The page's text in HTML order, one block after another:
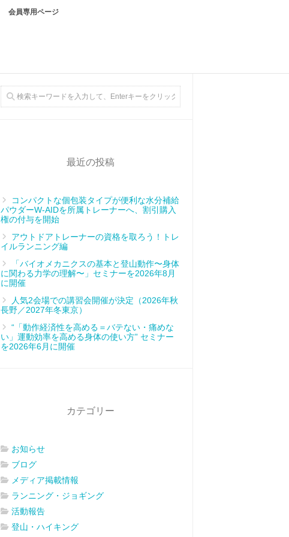
会員専用ページ
最近の投稿
コンパクトな個包装タイプが便利な水分補給
パウダーW-AIDを所属トレーナーへ、割引購入
権の付与を開始
アウトドアトレーナーの資格を取ろう！トレ
イルランニング編
「バイオメカニクスの基本と登山動作〜身体
に関わる力学の理解〜」セミナーを2026年8月
に開催
人気2会場での講習会開催が決定（2026年秋
長野／2027年冬東京）
“「動作経済性を高める＝バテない・痛めな
い」運動効率を高める身体の使い方” セミナー
を2026年6月に開催
カテゴリー
お知らせ
ブログ
メディア掲載情報
ランニング・ジョギング
活動報告
登山・ハイキング